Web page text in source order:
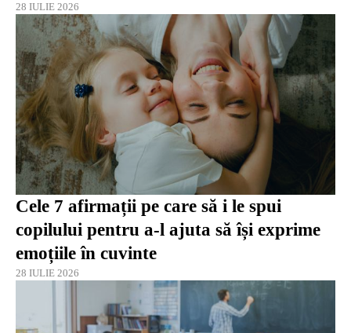
28 IULIE 2026
Cele 7 afirmații pe care să i le spui
copilului pentru a-l ajuta să își exprime
emoțiile în cuvinte
28 IULIE 2026